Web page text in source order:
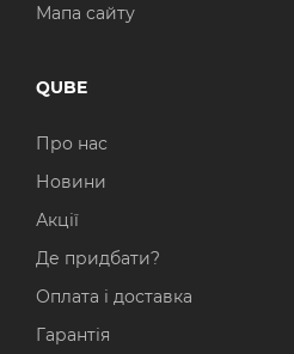
Мапа сайту
QUBE
Про нас
Новини
Акції
Де придбати?
Оплата і доставка
Гарантія